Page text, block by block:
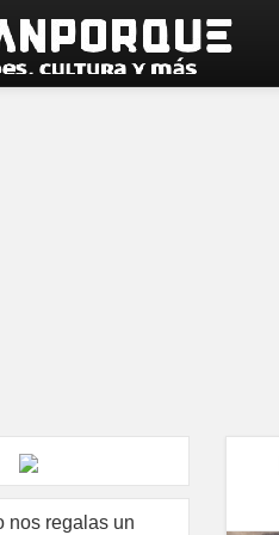
nos regalas un